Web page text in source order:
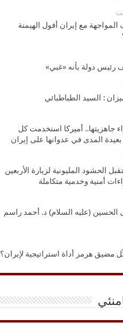
مع إيران أفول الهيمنة
رئيس دولة بأنه «غبي»
: السيد الطباطبائي
جاهزيتها.. أميركا استخدمت كل
المدى في عدوانها على إيران
الحشود المليونية لزيارة الأربعين
أمنية وخدمية متكاملة
(عليه السلام) د. أحمد راسم
مضيق هرمز أداة استراتيجية لإيران؟